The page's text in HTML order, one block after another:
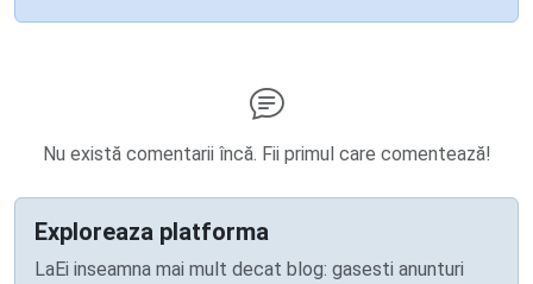
Nu există comentarii încă. Fii primul care comentează!
Exploreaza platforma
LaEi inseamna mai mult decat blog: gasesti anunturi